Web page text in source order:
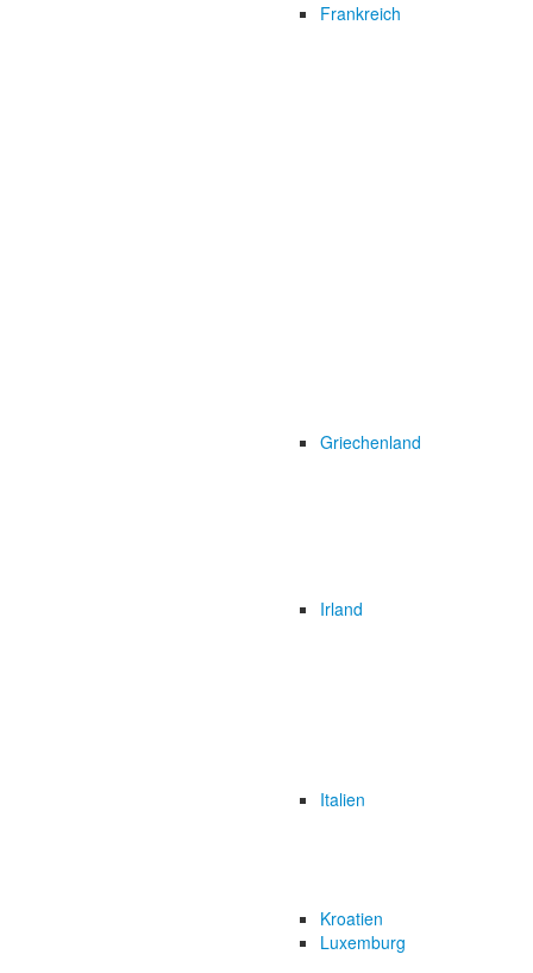
Frankreich
Griechenland
Irland
Italien
Kroatien
Luxemburg